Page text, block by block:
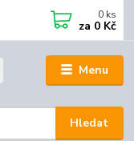
Menu
Hledat
0 ks
za 0 Kč